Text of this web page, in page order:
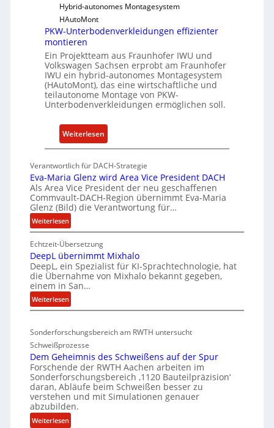
w
r
u
n
d
K
I
s
i
t
u
t
e
e
n
t
w
i
c
k
e
R
I
S
i
c
h
e
Hybrid-autonomes Montagesystem
HAutoMont
PKW-Unterbodenverkleidungen effizienter
montieren
Ein Projektteam aus Fraunhofer IWU und
Volkswagen Sachsen erprobt am Fraunhofer
IWU ein hybrid-autonomes Montagesystem
(HAutoMont), das eine wirtschaftliche und
teilautonome Montage von PKW-
Unterbodenverkleidungen ermöglichen soll.
Weiterlesen:
P
W
-
U
n
e
b
o
n
k
l
e
i
Verantwortlich für DACH-Strategie
Eva-Maria Glenz wird Area Vice President DACH
Als Area Vice President der neu geschaffenen
Commvault-DACH-Region übernimmt Eva-Maria
Glenz (Bild) die Verantwortung für…
Weiterlesen:
E
v
a
-
M
a
r
i
G
l
e
n
z
w
i
r
Echtzeit-Übersetzung
DeepL übernimmt Mixhalo
DeepL, ein Spezialist für KI-Sprachtechnologie, hat
die Übernahme von Mixhalo bekannt gegeben,
einem in San…
Weiterlesen:
D
e
p
L
ü
b
e
r
n
Sonderforschungsbereich am RWTH untersucht
Schweißprozesse
Dem Geheimnis des Schweißens auf der Spur
Forschende der RWTH Aachen arbeiten im
Sonderforschungsbereich ‚1120 Bauteilpräzision‘
daran, Abläufe beim Schweißen besser zu
verstehen und mit Simulationen genauer
abzubilden.
Weiterlesen: